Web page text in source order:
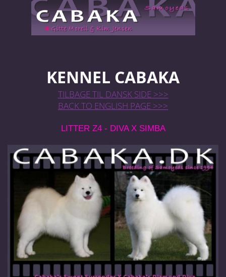
KENNEL CABAKA
TILBAGE TIL DANSK SIDE >>>
BACK TO ENGLISH PAGE >>>
LITTER Z4 - DIVA X SIMBA